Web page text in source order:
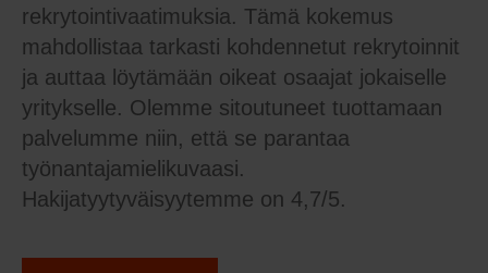
rekrytointivaatimuksia. Tämä kokemus
mahdollistaa tarkasti kohdennetut rekrytoinnit
ja auttaa löytämään oikeat osaajat jokaiselle
yritykselle. Olemme sitoutuneet tuottamaan
palvelumme niin, että se parantaa
työnantajamielikuvaasi.
Hakijatyytyväisyytemme on 4,7/5.